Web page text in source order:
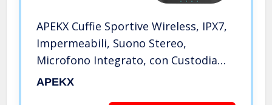
APEKX Cuffie Sportive Wireless, IPX7,
Impermeabili, Suono Stereo,
Microfono Integrato, con Custodia
Magnetica Portatile per IOS, Andriod
APEKX